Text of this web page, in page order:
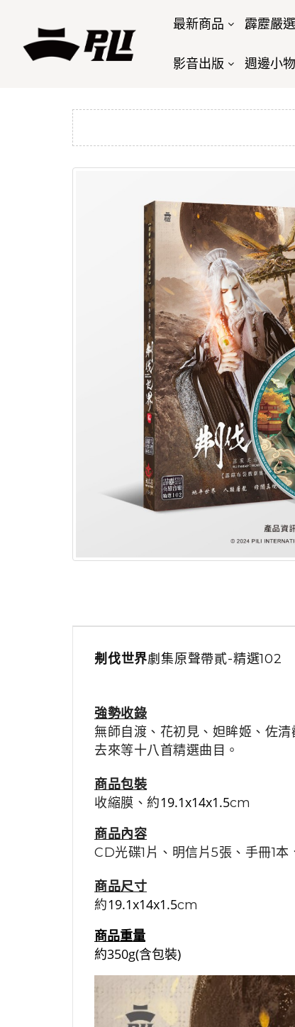
最新商品 霹靂嚴選
影音出版 週邊小物
刜伐世界劇集原聲帶貳-精選102
強勢收錄
無師自渡、花初見、妲眸姬、佐
去來等十八首精選曲目。
商品包裝
收縮膜 、約19.1x14x1.5cm
商品內容
CD光碟1片、明信片5張、手冊1本
商品尺寸
約19.1x14x1.5cm
商品重量
約350g(含包裝)